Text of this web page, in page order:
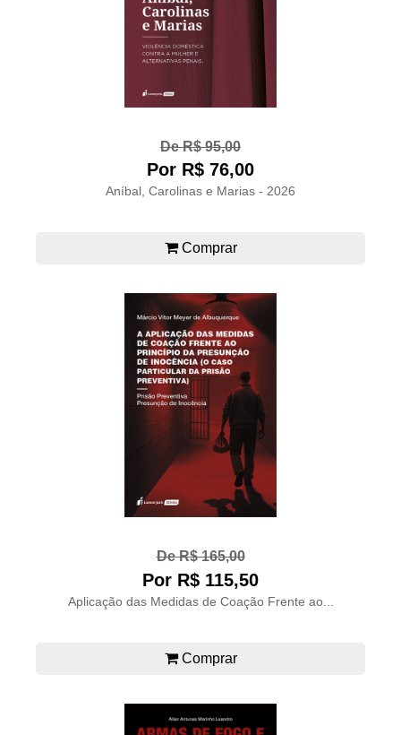
De R$ 95,00
Por R$ 76,00
Aníbal, Carolinas e Marias - 2026
Comprar
De R$ 165,00
Por R$ 115,50
Aplicação das Medidas de Coação Frente ao...
Comprar